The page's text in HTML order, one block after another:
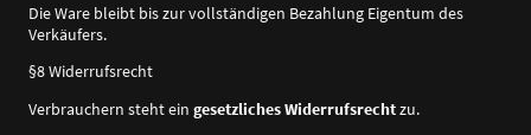
Die Ware bleibt bis zur vollständigen Bezahlung Eigentum des
Verkäufers.
§8 Widerrufsrecht
Verbrauchern steht ein gesetzliches Widerrufsrechtzu.